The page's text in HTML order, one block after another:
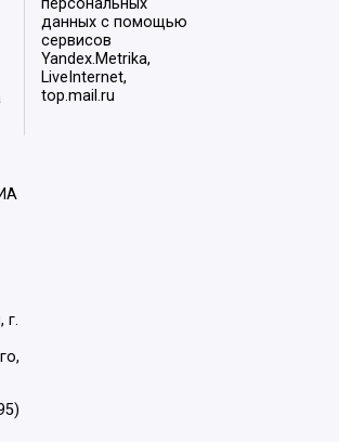
данных с помощью
сервисов
Yandex.Metrika,
LiveInternet,
top.mail.ru
г.